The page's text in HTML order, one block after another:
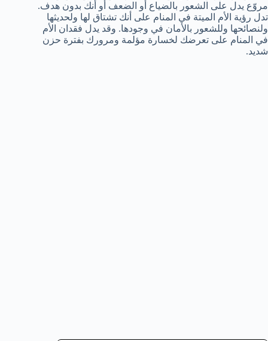
مروّع يدل على الشعور بالضياع أو الضعف أو أنك بدون هدف.
تدل رؤية الأم الميتة في المنام على أنك تشتاق لها ولحديثها
ولنصائحها وللشعور بالأمان في وجودها. وقد يدل فقدان الأم
في المنام على تعرضك لخسارة مؤلمة ومرورك بفترة حزن
شديد.